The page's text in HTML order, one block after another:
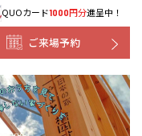
QUOカード1000円分進呈中！
ご来場予約